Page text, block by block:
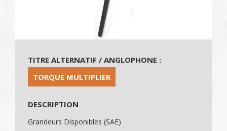
TITRE ALTERNATIF / ANGLOPHONE :
TORQUE MULTIPLIER
DESCRIPTION
Grandeurs Disponibles (SAE)